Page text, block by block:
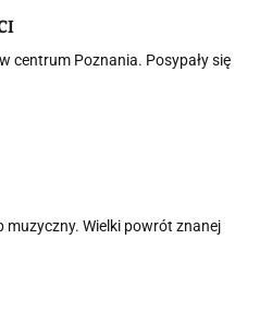
centrum Poznania. Posypały się
muzyczny. Wielki powrót znanej